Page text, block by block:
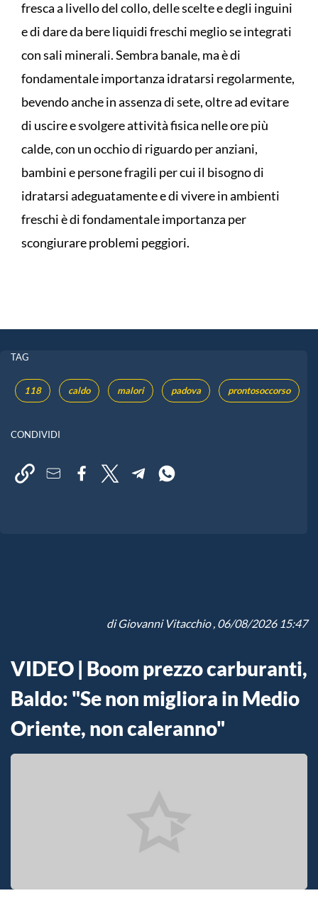
fresca a livello del collo, delle scelte e degli inguini
e di dare da bere liquidi freschi meglio se integrati
con sali minerali. Sembra banale, ma è di
fondamentale importanza idratarsi regolarmente,
bevendo anche in assenza di sete, oltre ad evitare
di uscire e svolgere attività fisica nelle ore più
calde, con un occhio di riguardo per anziani,
bambini e persone fragili per cui il bisogno di
idratarsi adeguatamente e di vivere in ambienti
freschi è di fondamentale importanza per
scongiurare problemi peggiori.
TAG
118 caldo malori padova prontosoccorso
CONDIVIDI
diGiovanni Vitacchio, 06/08/2026 15:47
VIDEO | Boom prezzo carburanti,
Baldo: "Se non migliora in Medio
Oriente, non caleranno"